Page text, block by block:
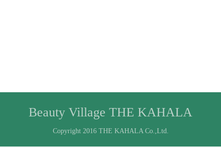
Beauty Village THE KAHALA
Copyright 2016 THE KAHALA Co.,Ltd.